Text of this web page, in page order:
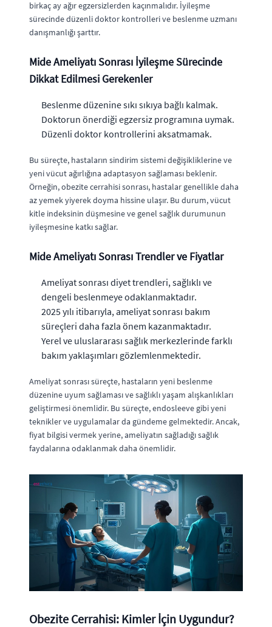
birkaç ay ağır egzersizlerden kaçınmalıdır. İyileşme
sürecinde düzenli doktor kontrolleri ve beslenme uzmanı
danışmanlığı şarttır.
Mide Ameliyatı Sonrası İyileşme Sürecinde
Dikkat Edilmesi Gerekenler
Beslenme düzenine sıkı sıkıya bağlı kalmak.
Doktorun önerdiği egzersiz programına uymak.
Düzenli doktor kontrollerini aksatmamak.
Bu süreçte, hastaların sindirim sistemi değişikliklerine ve
yeni vücut ağırlığına adaptasyon sağlaması beklenir.
Örneğin, obezite cerrahisi sonrası, hastalar genellikle daha
az yemek yiyerek doyma hissine ulaşır. Bu durum, vücut
kitle indeksinin düşmesine ve genel sağlık durumunun
iyileşmesine katkı sağlar.
Mide Ameliyatı Sonrası Trendler ve Fiyatlar
Ameliyat sonrası diyet trendleri, sağlıklı ve
dengeli beslenmeye odaklanmaktadır.
2025 yılı itibarıyla, ameliyat sonrası bakım
süreçleri daha fazla önem kazanmaktadır.
Yerel ve uluslararası sağlık merkezlerinde farklı
bakım yaklaşımları gözlemlenmektedir.
Ameliyat sonrası süreçte, hastaların yeni beslenme
düzenine uyum sağlaması ve sağlıklı yaşam alışkanlıkları
geliştirmesi önemlidir. Bu süreçte, endosleeve gibi yeni
teknikler ve uygulamalar da gündeme gelmektedir. Ancak,
fiyat bilgisi vermek yerine, ameliyatın sağladığı sağlık
faydalarına odaklanmak daha önemlidir.
Obezite Cerrahisi: Kimler İçin Uygundur?